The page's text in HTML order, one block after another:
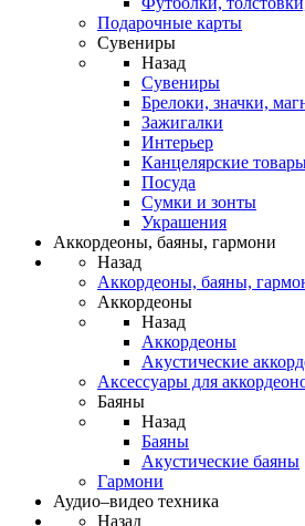
Подарочные карты
Сувениры
Назад
Сувениры
Брелоки, значки,
Зажигалки
Интерьер
Канцелярские
Посуда
Сумки и зонты
Украшения
Аккордеоны, баяны, гармони
Назад
Аккордеоны, баяны,
Аккордеоны
Назад
Аккордеоны
Акустические
Аксессуары для
Баяны
Назад
Баяны
Акустические баяны
Гармони
Аудио–видео техника
Назад